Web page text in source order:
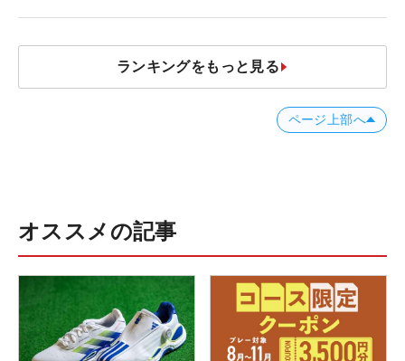
ランキングをもっと見る
ページ上部へ
オススメの記事